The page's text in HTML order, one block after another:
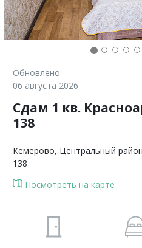
Обновлено
06 августа 2026
Сдам 1 кв.
138
Кемерово, Центральный
138
Посмотреть на карте